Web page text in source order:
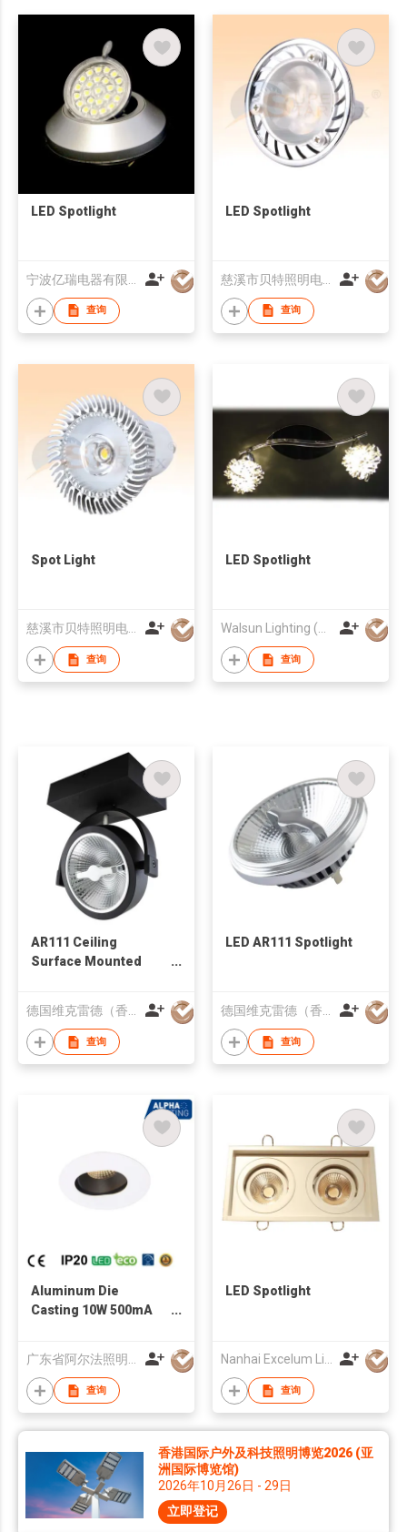
LED Spotlight
查询
LED Spotlight
慈溪市贝特照明电器有限公司
查询
Spot Light
慈溪市贝特照明电器有限公司
查询
LED Spotlight
查询
AR111 Ceiling
Surface Mounted
查询
LED AR111 Spotlight
查询
Aluminum Die
Casting 10W 500mA
广东省阿尔法照明有限公司
查询
LED Spotlight
Nanhai Excelum Lighting & Electronics Factory
查询
香港国际户外及科技照明博览2026 (亚
洲国际博览馆)
2026年10月26日 - 29日
立即登记